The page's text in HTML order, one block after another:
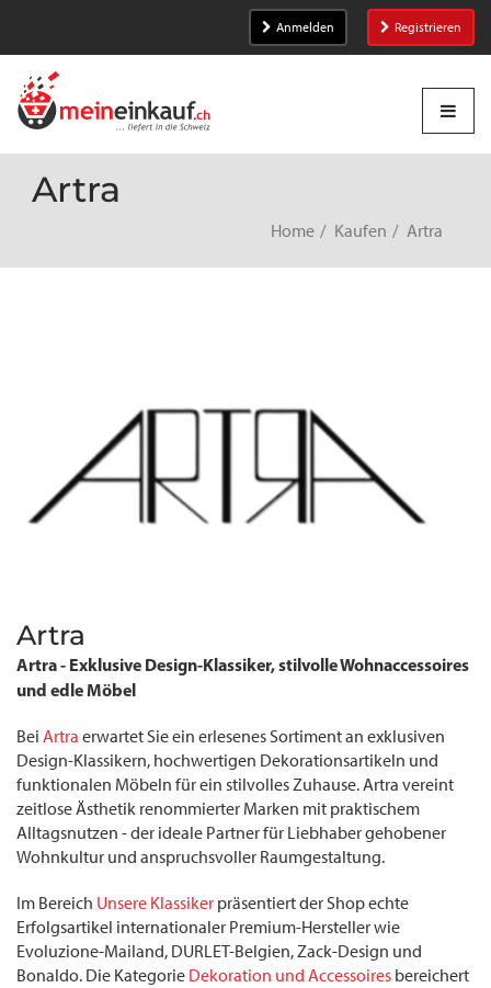
Anmelden Registrieren
Artra
Home Kaufen Artra
Artra
Artra - Exklusive Design-Klassiker, stilvolle Wohnaccessoires
und edle Möbel
Bei Artra erwartet Sie ein erlesenes Sortiment an exklusiven
Design-Klassikern, hochwertigen Dekorationsartikeln und
funktionalen Möbeln für ein stilvolles Zuhause. Artra vereint
zeitlose Ästhetik renommierter Marken mit praktischem
Alltagsnutzen - der ideale Partner für Liebhaber gehobener
Wohnkultur und anspruchsvoller Raumgestaltung.
Im Bereich Unsere Klassiker präsentiert der Shop echte
Erfolgsartikel internationaler Premium-Hersteller wie
Evoluzione-Mailand, DURLET-Belgien, Zack-Design und
Bonaldo. Die Kategorie Dekoration und Accessoires bereichert